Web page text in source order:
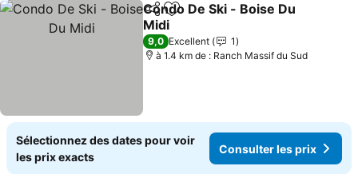
PartagerAjouter à mes favoris
Condo De Ski - Boise Du
Midi
Consulter les prix
9,0 Excellent
1
à 1.4 km de : Ranch Massif du Sud
Sélectionnez des dates pour voir
les prix exacts
Consulter les prix